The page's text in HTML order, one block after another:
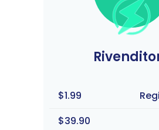
$1.99
$39.90